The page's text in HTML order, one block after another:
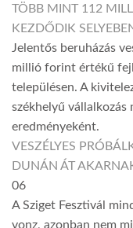
TÖBB MINT 112
KEZDŐDIK
Jelentős beruházás
millió forint értékű
településen. A
székhelyű vállalkozás
eredményeként.
VESZÉLYES
DUNÁN ÁT
06
A Sziget Fesztivál
vonz, azonban nem